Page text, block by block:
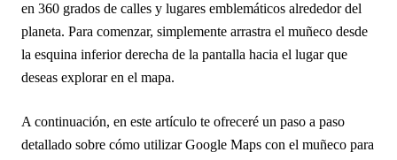
en 360 grados de calles y lugares emblemáticos alrededor del
planeta. Para comenzar, simplemente arrastra el muñeco desde
la esquina inferior derecha de la pantalla hacia el lugar que
deseas explorar en el mapa.
A continuación, en este artículo te ofreceré un paso a paso
detallado sobre cómo utilizar Google Maps con el muñeco para